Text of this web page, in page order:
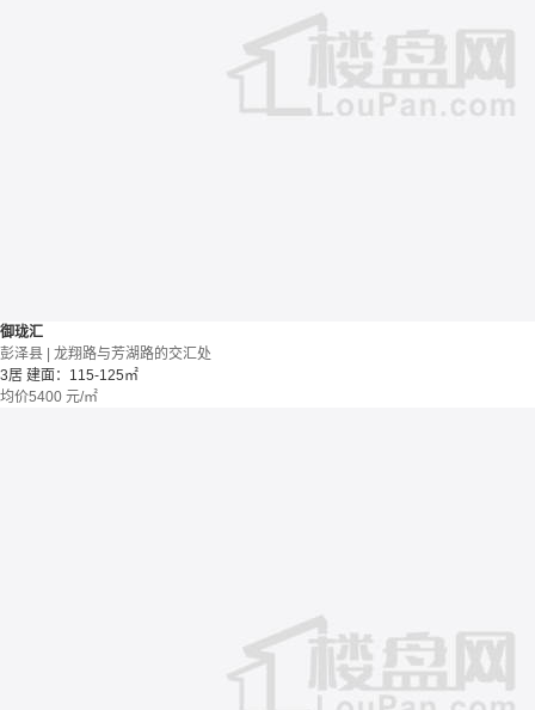
御珑汇
彭泽县 | 龙翔路与芳湖路的交汇处
3居 建面：115-125㎡
均价5400 元/㎡